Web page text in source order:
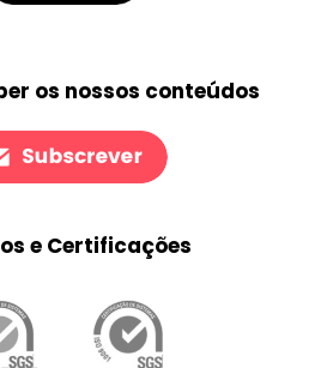
os nossos conteúdos
e Certificações